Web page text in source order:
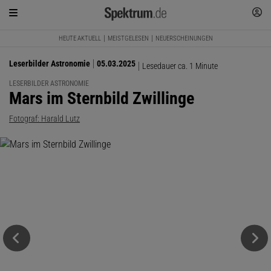
HEUTE AKTUELL MEISTGELESEN NEUERSCHEINUNGEN
Leserbilder Astronomie 05.03.2025 Lesedauer ca. 1 Minute
LESERBILDER ASTRONOMIE
:
Mars im Sternbild Zwillinge
Fotograf: Harald Lutz